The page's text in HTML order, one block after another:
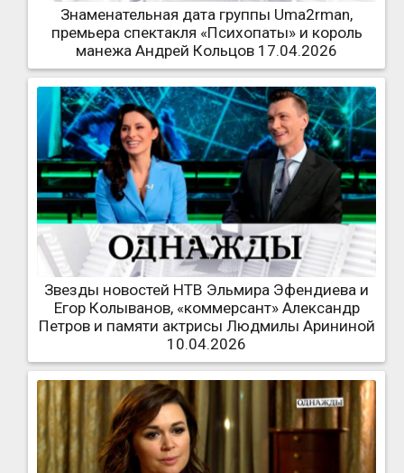
Знаменательная дата группы Uma2rman,
премьера спектакля «Психопаты» и король
манежа Андрей Кольцов 17.04.2026
Звезды новостей НТВ Эльмира Эфендиева и
Егор Колыванов, «коммерсант» Александр
Петров и памяти актрисы Людмилы Арининой
10.04.2026